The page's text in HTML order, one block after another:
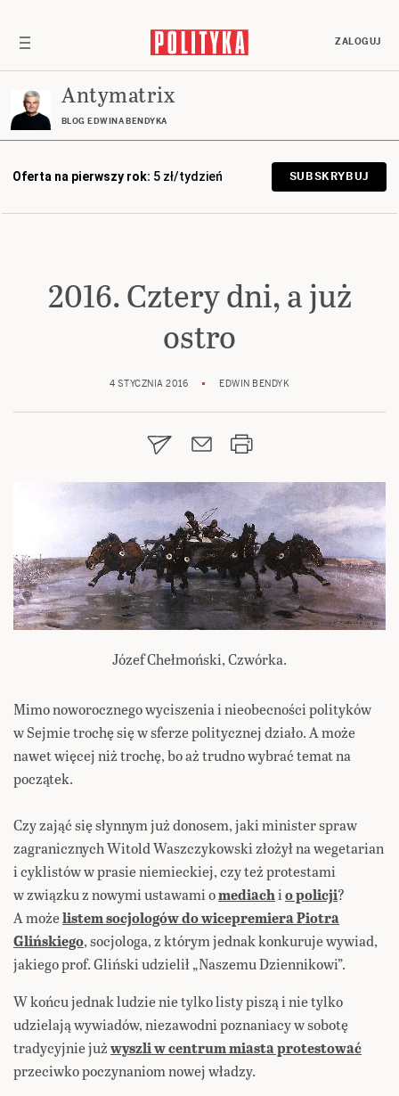
ZALOGUJ
Antymatrix
BLOG EDWINA BENDYKA
Oferta na pierwszy rok: 5 zł/tydzień SUBSKRYBUJ
2016. Cztery dni, a już
ostro
4 STYCZNIA 2016 EDWIN BENDYK
Józef Chełmoński, Czwórka.
Mimo noworocznego wyciszenia i nieobecności polityków
w Sejmie trochę się w sferze politycznej działo. A może
nawet więcej niż trochę, bo aż trudno wybrać temat na
początek.
Czy zająć się słynnym już donosem, jaki minister spraw
zagranicznych Witold Waszczykowski złożył na wegetarian
i cyklistów w prasie niemieckiej, czy też protestami
w związku z nowymi ustawami omediachio policji?
A możelistem socjologów do wicepremiera Piotra
Glińskiego, socjologa, z którym jednak konkuruje wywiad,
jakiego prof. Gliński udzielił „Naszemu Dziennikowi”.
W końcu jednak ludzie nie tylko listy piszą i nie tylko
udzielają wywiadów, niezawodni poznaniacy w sobotę
tradycyjnie jużwyszli w centrum miasta protestować
przeciwko poczynaniom nowej władzy.